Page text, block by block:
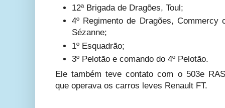
12ª Brigada de Dragões, Toul;
4º Regimento de Dragões, Commercy
Sézanne;
1º Esquadrão;
3º Pelotão e comando do 4º Pelotão.
Ele também teve contato com o 503e
que operava os carros leves Renault FT.